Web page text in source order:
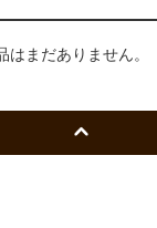
まだありません。